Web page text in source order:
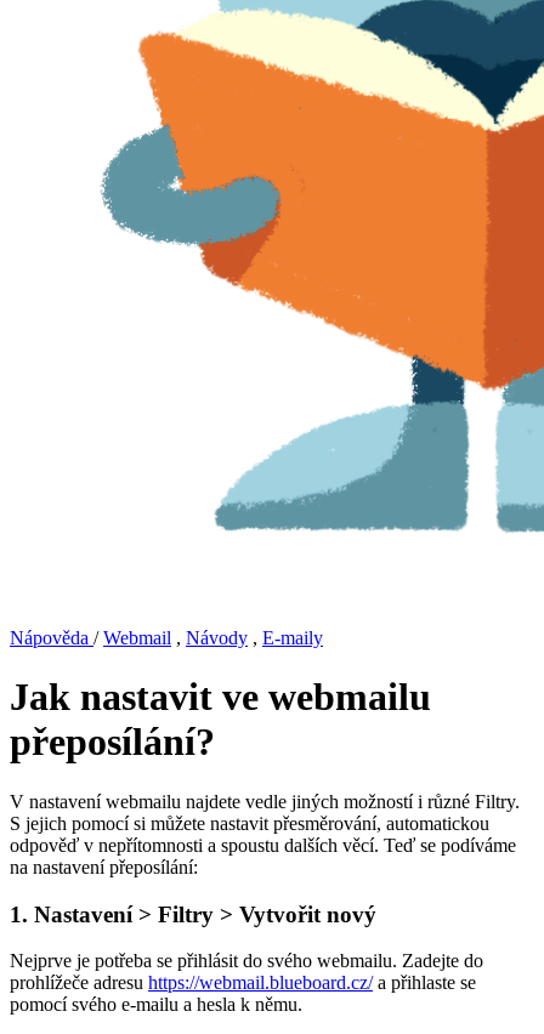
Nápověda / Webmail , Návody , E-maily
Jak nastavit ve webmailu
přeposílání?
V nastavení webmailu najdete vedle jiných možností i různé Filtry.
S jejich pomocí si můžete nastavit přesměrování, automatickou
odpověď v nepřítomnosti a spoustu dalších věcí. Teď se podíváme
na nastavení přeposílání:
1. Nastavení > Filtry > Vytvořit nový
Nejprve je potřeba se přihlásit do svého webmailu. Zadejte do
prohlížeče adresu https://webmail.blueboard.cz/a přihlaste se
pomocí svého e-mailu a hesla k němu.